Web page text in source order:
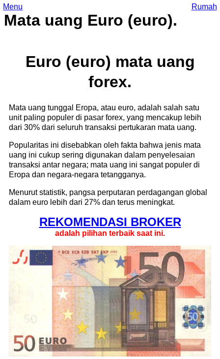
Mata uang Euro (euro).
Menu Rumah
Euro (euro) mata uang
forex.
Mata uang tunggal Eropa, atau euro, adalah salah satu
unit paling populer di pasar forex, yang mencakup lebih
dari 30% dari seluruh transaksi pertukaran mata uang.
Popularitas ini disebabkan oleh fakta bahwa jenis mata
uang ini cukup sering digunakan dalam penyelesaian
transaksi antar negara; mata uang ini sangat populer di
Eropa dan negara-negara tetangganya.
Menurut statistik, pangsa perputaran perdagangan global
dalam euro lebih dari 27% dan terus meningkat.
REKOMENDASI ​​BROKER
adalah pilihan terbaik saat ini.